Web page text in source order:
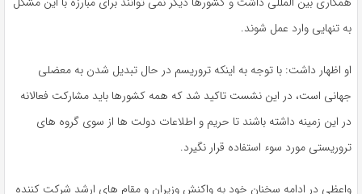
به تنهایی وارد عمل شوند.
او اظهار داشت: با توجه به اینکه تروریسم در حال تبدیل شدن به معضلی
جهانی است، در این نشست تاکید شد که همه کشورها باید مشارکت فعالانه
در این زمینه داشته باشند تا حریم و اطلاعات دولت ها از سوی گروه های
تروریستی مورد سوء استفاده قرار نگیرد.
واعظی در ادامه سخنان خود به واکنش وزیران و مقام های ارشد شرکت کننده